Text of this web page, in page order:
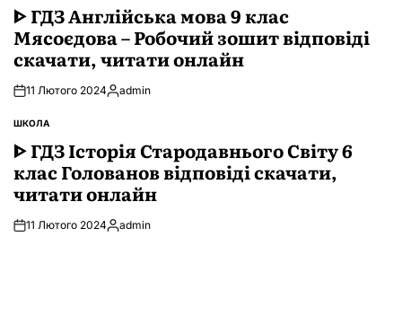
Уᐈ ГДЗ Англійська мова 9 клас
Мясоєдова – Робочий зошит відповіді
скачати, читати онлайн
11 Лютого 2024Опубліковано
admin
ОПУБЛІКУВАТИ
У
ШКОЛА
ᐈ ГДЗ Історія Стародавнього Свiту 6
клас Голованов відповіді скачати,
читати онлайн
11 Лютого 2024Опубліковано
admin